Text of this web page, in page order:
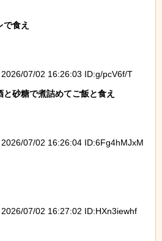
食え
07/02 16:26:03 ID:g/pcV6f/T
砂糖で煮詰めてご飯と食え
07/02 16:26:04 ID:6Fg4hMJxM
07/02 16:27:02 ID:HXn3iewhf